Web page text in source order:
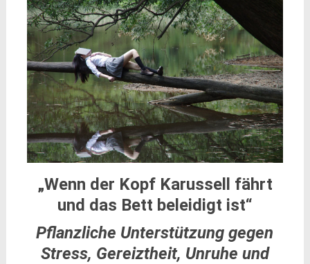
„Wenn der Kopf Karussell fährt
und das Bett beleidigt ist“
Pflanzliche Unterstützung gegen
Stress, Gereiztheit, Unruhe und